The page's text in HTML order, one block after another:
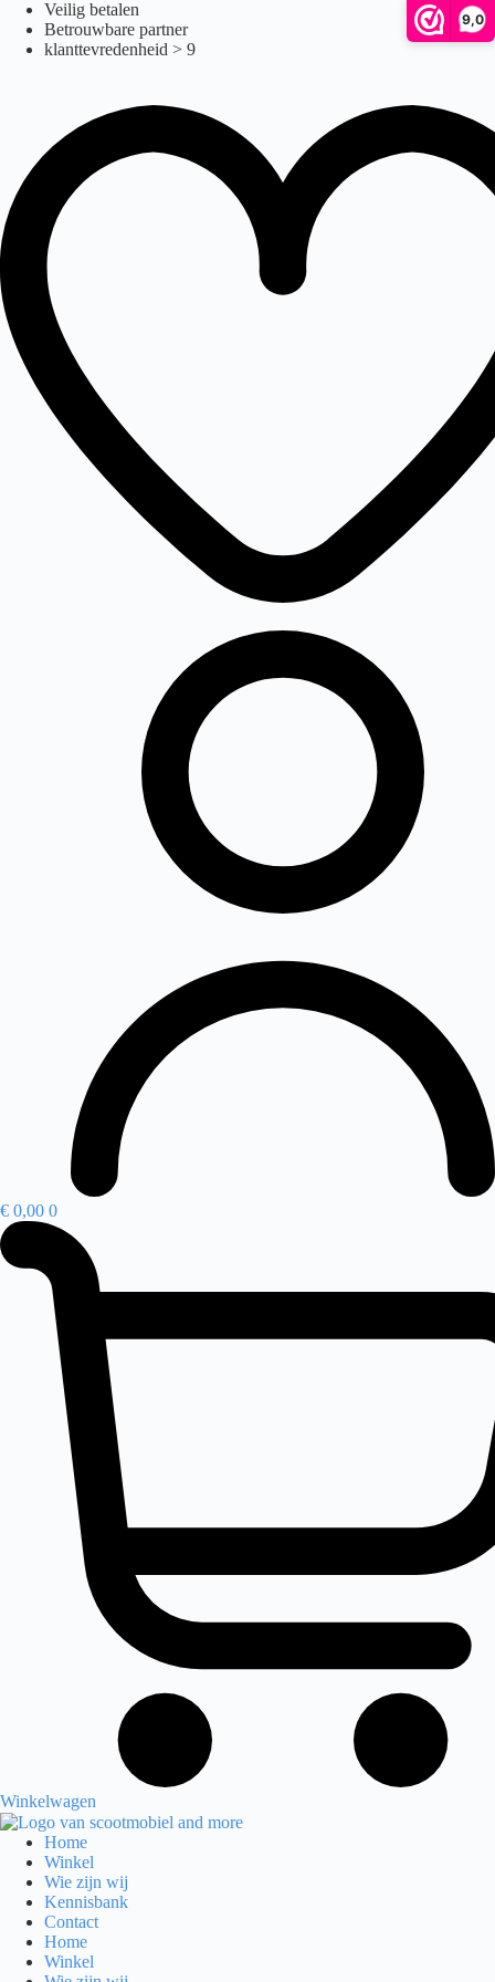
9,0
naar
Veilig betalen
Betrouwbare partner
klanttevredenheid > 9
€ 0,00 0
Winkelwagen
Home
Winkel
Wie zijn wij
Kennisbank
Contact
Home
Winkel